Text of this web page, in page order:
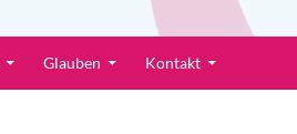
Glauben Kontakt